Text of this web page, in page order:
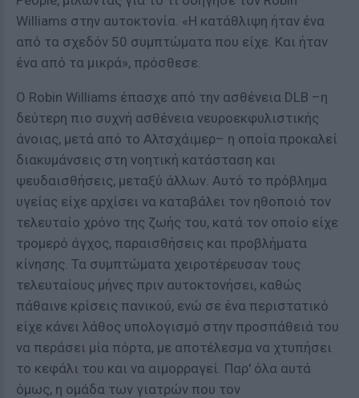
Williams στην αυτοκτονία. «Η κατάθλιψη ήταν ένα
από τα σχεδόν 50 συμπτώματα που είχε. Και ήταν
ένα από τα μικρά», πρόσθεσε.
Ο Robin Williams έπασχε από την ασθένεια DLB –η
δεύτερη πιο συχνή ασθένεια νευροεκφυλιστικής
άνοιας, μετά από το Αλτσχάιμερ– η οποία προκαλεί
διακυμάνσεις στη νοητική κατάσταση και
ψευδαισθήσεις, μεταξύ άλλων. Αυτό το πρόβλημα
υγείας είχε αρχίσει να καταβάλει τον ηθοποιό τον
τελευταίο χρόνο της ζωής του, κατά τον οποίο είχε
τρομερό άγχος, παραισθήσεις και προβλήματα
κίνησης. Τα συμπτώματα χειροτέρευσαν τους
τελευταίους μήνες πριν αυτοκτονήσει, καθώς
πάθαινε κρίσεις πανικού, ενώ σε ένα περιστατικό
είχε κάνει λάθος υπολογισμό στην προσπάθειά του
να περάσει μία πόρτα, με αποτέλεσμα να χτυπήσει
το κεφάλι του και να αιμορραγεί. Παρ' όλα αυτά
όμως, η ομάδα των γιατρών που τον